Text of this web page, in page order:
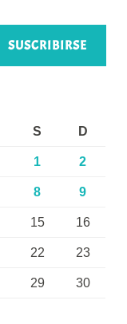
SUSCRIBIRSE
S D
1 2
8 9
15 16
22 23
29 30